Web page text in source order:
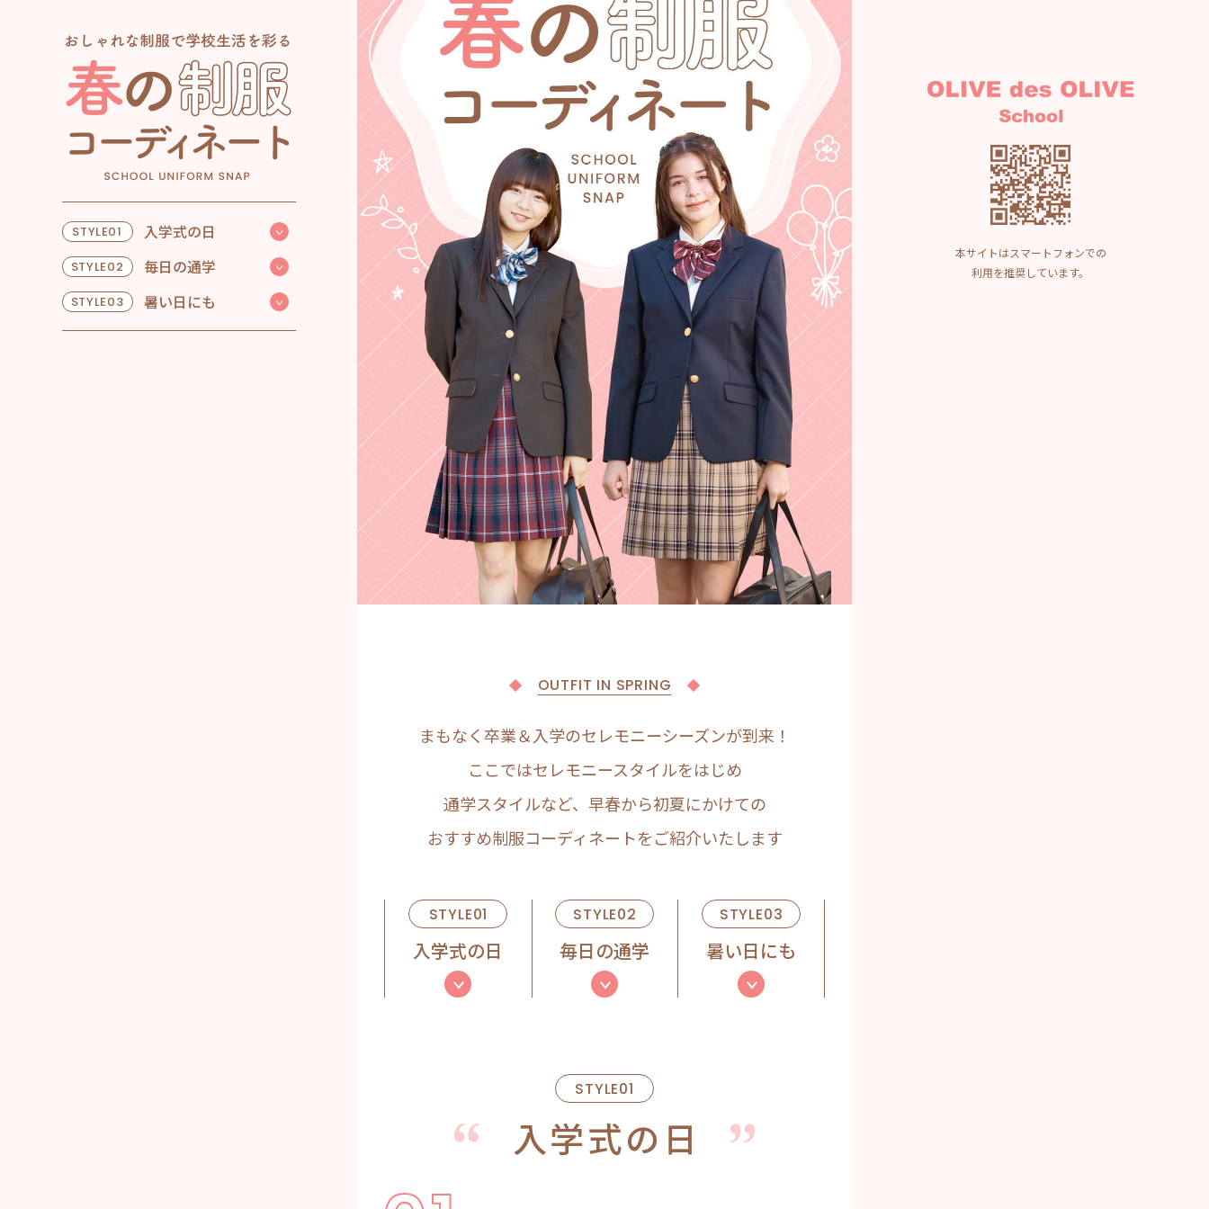
STYLE01 入学式の日
STYLE02 毎日の通学
STYLE03 暑い日にも
本サイトはスマートフォンでの
利用を推奨しています。
OUTFIT IN SPRING
まもなく卒業＆入学のセレモニーシーズンが到来！
ここではセレモニースタイルをはじめ
通学スタイルなど、早春から初夏にかけての
おすすめ制服コーディネートをご紹介いたします
STYLE01
入学式の日
STYLE02
毎日の通学
STYLE03
暑い日にも
STYLE01
入学式の日